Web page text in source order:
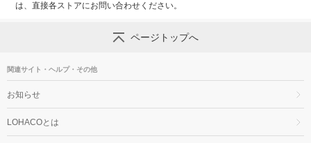
は、直接各ストアにお問い合わせください。
ページトップへ
関連サイト・ヘルプ・その他
お知らせ
LOHACOとは